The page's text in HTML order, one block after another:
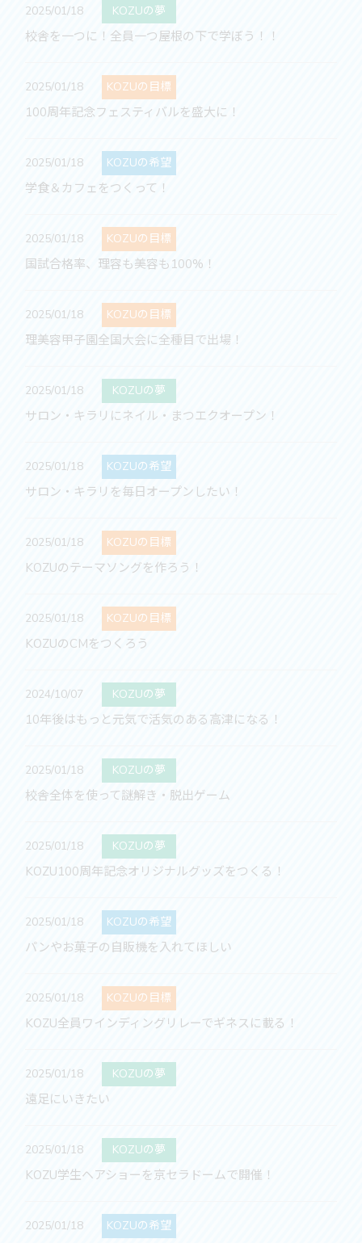
2025/01/18 KOZUの夢
校舎を一つに！全員一つ屋根の下で学ぼう！！
2025/01/18 KOZUの目標
100周年記念フェスティバルを盛大に！
2025/01/18 KOZUの希望
学食＆カフェをつくって！
2025/01/18 KOZUの目標
国試合格率、理容も美容も100%！
2025/01/18 KOZUの目標
理美容甲子園全国大会に全種目で出場！
2025/01/18 KOZUの夢
サロン・キラリにネイル・まつエクオープン！
2025/01/18 KOZUの希望
サロン・キラリを毎日オープンしたい！
2025/01/18 KOZUの目標
KOZUのテーマソングを作ろう！
2025/01/18 KOZUの目標
KOZUのCMをつくろう
2024/10/07 KOZUの夢
10年後はもっと元気で活気のある高津になる！
2025/01/18 KOZUの夢
校舎全体を使って謎解き・脱出ゲーム
2025/01/18 KOZUの夢
KOZU100周年記念オリジナルグッズをつくる！
2025/01/18 KOZUの希望
パンやお菓子の自販機を入れてほしい
2025/01/18 KOZUの目標
KOZU全員ワインディングリレーでギネスに載る！
2025/01/18 KOZUの夢
遠足にいきたい
2025/01/18 KOZUの夢
KOZU学生ヘアショーを京セラドームで開催！
2025/01/18 KOZUの希望